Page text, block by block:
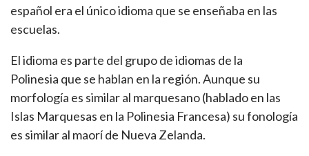
español era el único idioma que se enseñaba en las
escuelas.
El idioma es parte del grupo de idiomas de la
Polinesia que se hablan en la región. Aunque su
morfología es similar al marquesano (hablado en las
Islas Marquesas en la Polinesia Francesa) su fonología
es similar al maorí de Nueva Zelanda.